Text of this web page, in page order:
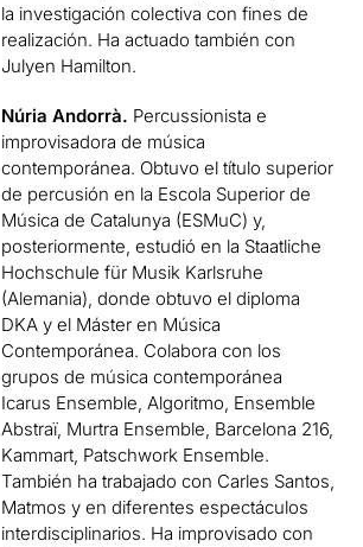
la investigación colectiva con fines de
realización. Ha actuado también con
Julyen Hamilton.
Núria Andorrà. Percussionista e
improvisadora de música
contemporánea. Obtuvo el título superior
de percusión en la Escola Superior de
Música de Catalunya (ESMuC) y,
posteriormente, estudió en la Staatliche
Hochschule für Musik Karlsruhe
(Alemania), donde obtuvo el diploma
DKA y el Máster en Música
Contemporánea. Colabora con los
grupos de música contemporánea
Icarus Ensemble, Algoritmo, Ensemble
Abstraï, Murtra Ensemble, Barcelona 216,
Kammart, Patschwork Ensemble.
También ha trabajado con Carles Santos,
Matmos y en diferentes espectáculos
interdisciplinarios. Ha improvisado con